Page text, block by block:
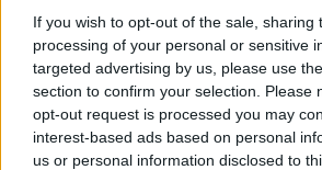
If you wish to opt-out of the sale, sharing
processing of your personal or sensitive
targeted advertising by us, please use
section to confirm your selection. Please
opt-out request is processed you may
interest-based ads based on personal
us or personal information disclosed to
Sette le società coinvolte con i loro legali
(società di ingegneria del gruppo Ferrovie),
he si aggiudicò l'appalto, Coopsette(socio
consorzio) ,e poiSeli spa, Varvanto Lavori